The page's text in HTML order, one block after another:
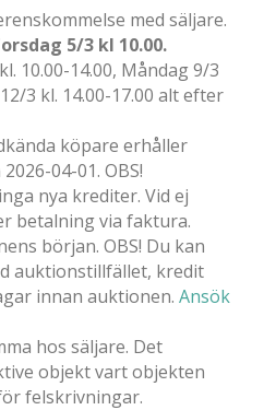
med säljare.
5/3 kl 10.00.
10.00-14.00, Måndag 9/3
3 kl. 14.00-17.00 alt efter
köpare erhåller
04-01. OBS!
nya krediter. Vid ej
betalning via faktura.
början. OBS! Du kan
auktionstillfället, kredit
innan auktionen. Ansök
hos säljare. Det
objekt vart objekten
felskrivningar.